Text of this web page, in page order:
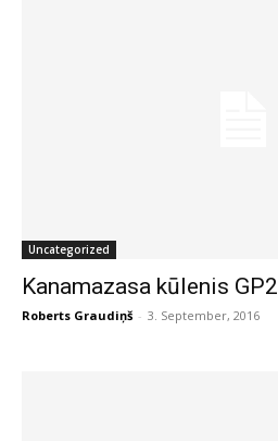
Uncategorized
Kanamazasa kūlenis GP2
Roberts Graudiņš - 3. September, 2016